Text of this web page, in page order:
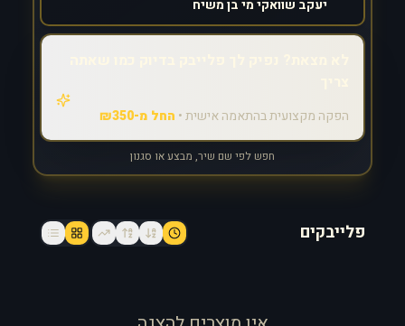
הפקה מקצועית בהתאמה אישית • החל מ-₪350
חפש לפי שם שיר, מבצע או סגנון
פלייבקים